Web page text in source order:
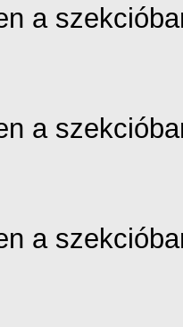
a
a
a